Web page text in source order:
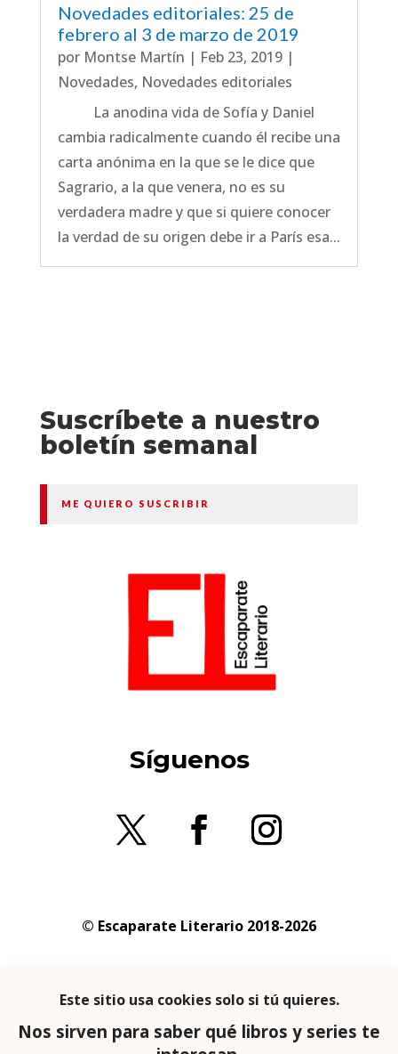
Novedades editoriales: 25 de
febrero al 3 de marzo de 2019
por Montse Martín | Feb 23, 2019|
Novedades, Novedades editoriales
La anodina vida de Sofía y Daniel
cambia radicalmente cuando él recibe una
carta anónima en la que se le dice que
Sagrario, a la que venera, no es su
verdadera madre y que si quiere conocer
la verdad de su origen debe ir a París esa...
Suscríbete a nuestro
boletín semanal
ME QUIERO SUSCRIBIR
Síguenos
© Escaparate Literario 2018-2026
privacidad